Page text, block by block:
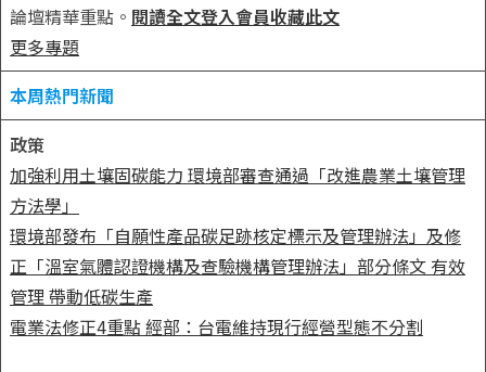
論壇精華重點。 閱讀全文登入會員收藏此文
更多專題
本周熱門新聞
政策
加強利用土壤固碳能力 環境部審查通過「改進農業土壤管理
方法學」
環境部發布「自願性產品碳足跡核定標示及管理辦法」及修
正「溫室氣體認證機構及查驗機構管理辦法」部分條文 有效
管理 帶動低碳生產
電業法修正4重點 經部：台電維持現行經營型態不分割